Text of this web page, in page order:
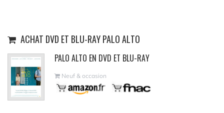
ACHAT DVD ET BLU-RAY PALO ALTO
PALO ALTO EN DVD ET BLU-RAY
Neuf & occasion